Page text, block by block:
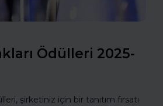
Ödülleri 2025-
şirketiniz için bir tanıtım fırsatı